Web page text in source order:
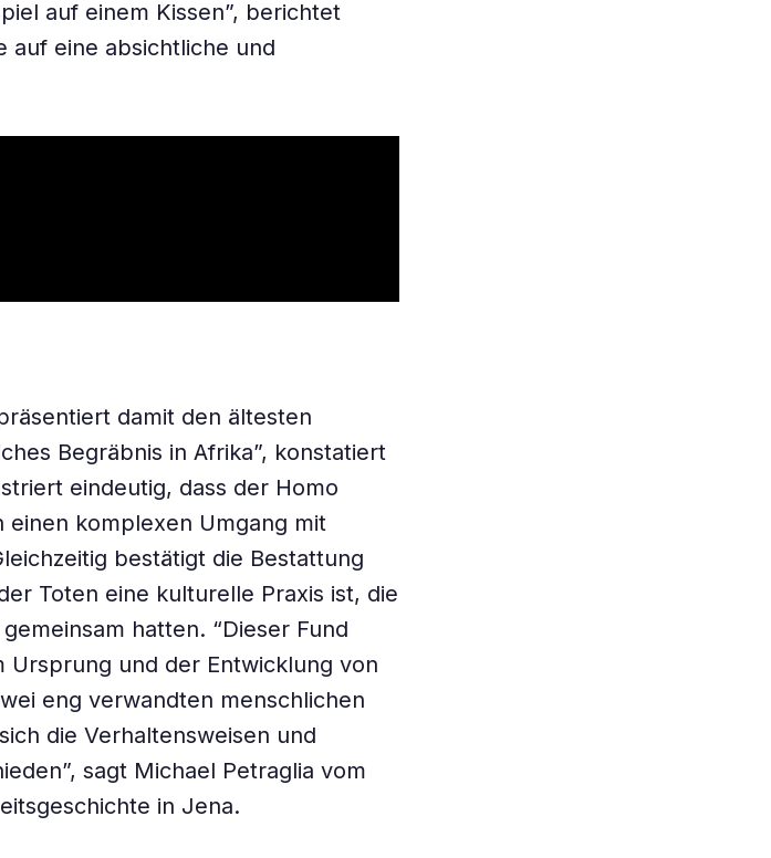
auf einem Kissen”, berichtet
auf eine absichtliche und
damit den ältesten
Begräbnis in Afrika”, konstatiert
eindeutig, dass der Homo
einen komplexen Umgang mit
bestätigt die Bestattung
Toten eine kulturelle Praxis ist, die
hatten. “Dieser Fund
Ursprung und der Entwicklung von
eng verwandten menschlichen
die Verhaltensweisen und
sagt Michael Petraglia vom
in Jena.